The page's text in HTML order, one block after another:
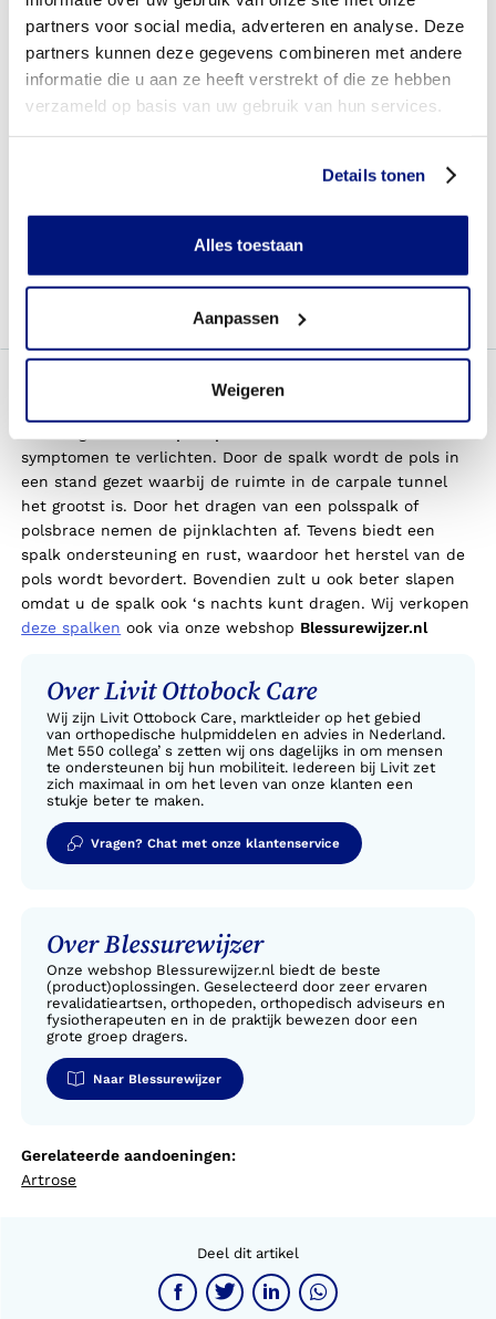
partners voor social media, adverteren en analyse. Deze
partners kunnen deze gegevens combineren met andere
informatie die u aan ze heeft verstrekt of die ze hebben
verzameld op basis van uw gebruik van hun services.
Details tonen
Alles toestaan
Aanpassen
Weigeren
syndroom
Het carpaal tunnel syndroom kan op verschillende
manieren worden behandeld. De keuze van een
behandeling hangt onder andere af van de ernst en duur
verminderen van symptomen. Een injectie met
corticosteroïden kan in een vroege fase de klachten van
komen de klachten weer terug. Ook is een injectie niet
Welke producten kunnen helpen
symptomen te verlichten. Door de spalk wordt de pols in
een stand gezet waarbij de ruimte in de carpale tunnel
het grootst is. Door het dragen van een polsspalk of
polsbrace nemen de pijnklachten af. Tevens biedt een
spalk ondersteuning en rust, waardoor het herstel van de
pols wordt bevordert. Bovendien zult u ook beter slapen
omdat u de spalk ook ‘s nachts kunt dragen.Wij verkopen
deze spalken ook via onze webshop Blessurewijzer.nl
Over Livit Ottobock Care
Wij zijn Livit Ottobock Care, marktleider op het gebied
van orthopedische hulpmiddelen en advies in Nederland.
Met 550 collega’ s zetten wij ons dagelijks in om mensen
te ondersteunen bij hun mobiliteit. Iedereen bij Livit zet
zich maximaal in om het leven van onze klanten een
stukje beter te maken.
Vragen? Chat met onze klantenservice
Over Blessurewijzer
Onze webshop Blessurewijzer.nl biedt de beste
(product)oplossingen. Geselecteerd door zeer ervaren
revalidatieartsen, orthopeden, orthopedisch adviseurs en
fysiotherapeuten en in de praktijk bewezen door een
grote groep dragers.
Naar Blessurewijzer
Gerelateerde aandoeningen:
Artrose
Deel dit artikel